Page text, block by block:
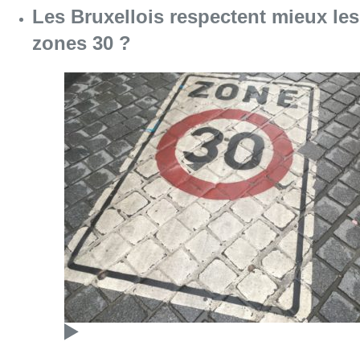
Les Bruxellois respectent mieux les
zones 30 ?